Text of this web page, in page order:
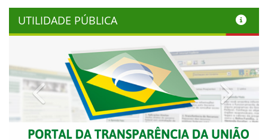
UTILIDADE PÚBLICA
Previous Next